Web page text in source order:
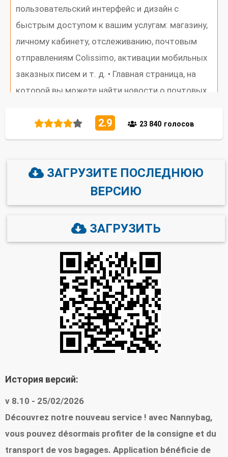
пользовательский интерфейс и дизайн с
быстрым доступом к вашим услугам: магазину,
личному кабинету, отслеживанию, почтовым
отправлениям Colissimo, активации мобильных
заказных писем и т. д. • Главная страница, на
которой вы можете найти новости о почтовых
отслеживания, текущие корзины покупок,
действительные этикетки Colissimo и т. д. •
персонализация приложения, анимация,
иллюстрации и т. д. УПРАВЛЯЙТЕ И
ОТСЛЕЖИВАЙТЕ СВОЕ ДОСТАВЛЕНИЕ ПРЯМО С
МОБИЛЬНОГО УСТРОЙСТВА Управляйте
почтовыми отправлениями и посылками,
отслеживая их успешную доставку получателю,
где бы вы ни находились! Всё, что вам нужно, —
это войти в систему, ввести или отсканировать
свой номер отслеживания. Проще не бывает! Не
стесняйтесь активировать уведомления, чтобы
быть в курсе статуса ваших отправлений на
ключевых этапах их пути. У вас есть вопросы по
Свяжитесь с нашей службой поддержки
клиентов через функцию отслеживания
отправлений. Текущий номер отслеживания
вашего отправления доступен на главной
странице. После регистрации вам не нужно
2.9 23 840 голосов
ЗАГРУЗИТЕ ПОСЛЕДНЮЮ
ВЕРСИЮ
ЗАГРУЗИТЬ
История версий:
v 8.10 - 25/02/2026
Découvrez notre nouveau service ! avec Nannybag,
vous pouvez désormais profiter de la consigne et du
transport de vos bagages. Application bénéficie de